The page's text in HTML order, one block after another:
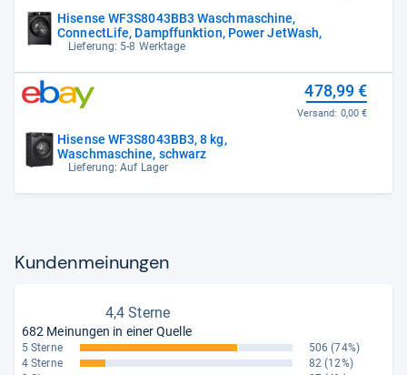
Hisense WF3S8043BB3 Waschmaschine,
ConnectLife, Dampffunktion, Power JetWash,
Lieferung: 5-8 Werktage
Hisense WF3S8043BB3, 8 kg,
Waschmaschine, schwarz
Lieferung: Auf Lager
478,99 €
Versand: 0,00 €
Kun­den­mei­nun­gen
4,4 Sterne
682 Meinungen in einer Quelle
5 Sterne 506 (74%)
4 Sterne
82 (12%)